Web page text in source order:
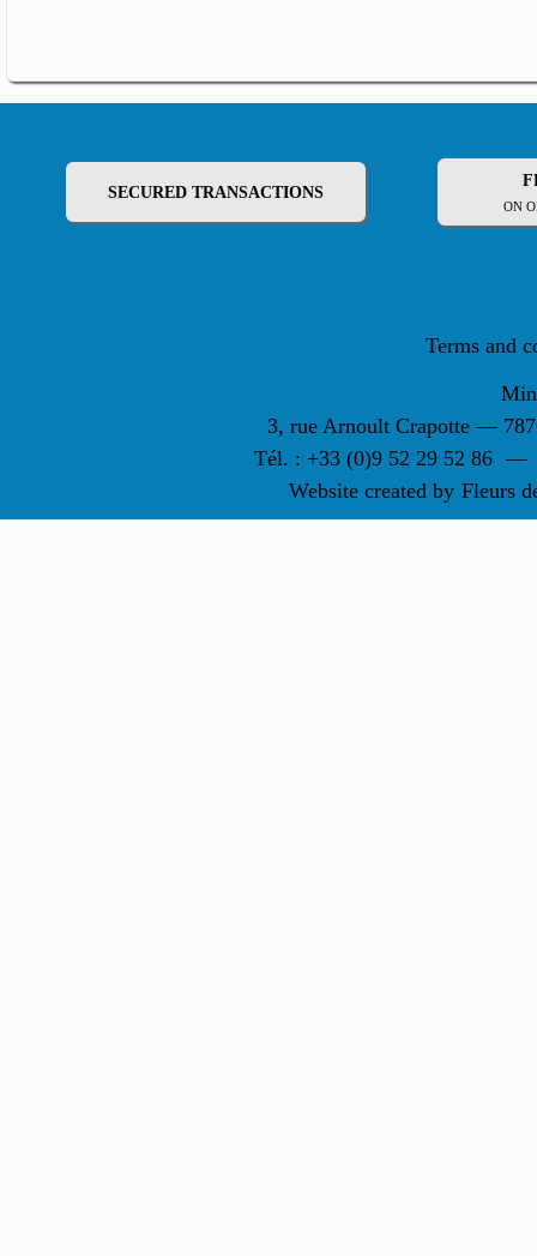
SECURED TRANSACTIONS
ON
Terms and
3, rue Arnoult Crapotte —
Tél. : +33 (0)9 52 29 52 86 —
Website created by Fleurs